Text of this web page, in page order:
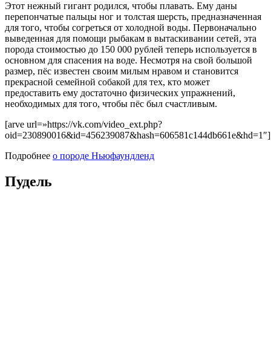
Этот нежный гигант родился, чтобы плавать. Ему даны
перепончатые пальцы ног и толстая шерсть, предназначенная
для того, чтобы согреться от холодной воды. Первоначально
выведенная для помощи рыбакам в вытаскивании сетей, эта
порода стоимостью до 150 000 рублей теперь используется в
основном для спасения на воде. Несмотря на свой большой
размер, пёс известен своим милым нравом и становится
прекрасной семейной собакой для тех, кто может
предоставить ему достаточно физических упражнений,
необходимых для того, чтобы пёс был счастливым.
[arve url=»https://vk.com/video_ext.php?
oid=230890016&id=456239087&hash=606581c144db661e&hd=1″]
Подробнее о породе Ньюфаундленд
Пудель